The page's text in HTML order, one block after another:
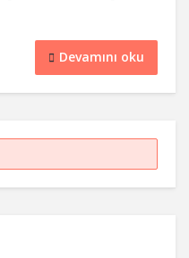
Devamını oku